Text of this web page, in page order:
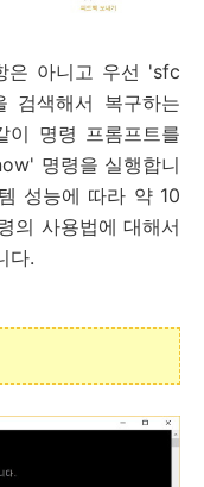
은 아니고 우선 'sfc
검색해서 복구하는
이 명령 프롬프트를
명령을 실행합니
성능에 따라 약 10
의 사용법에 대해서
다.